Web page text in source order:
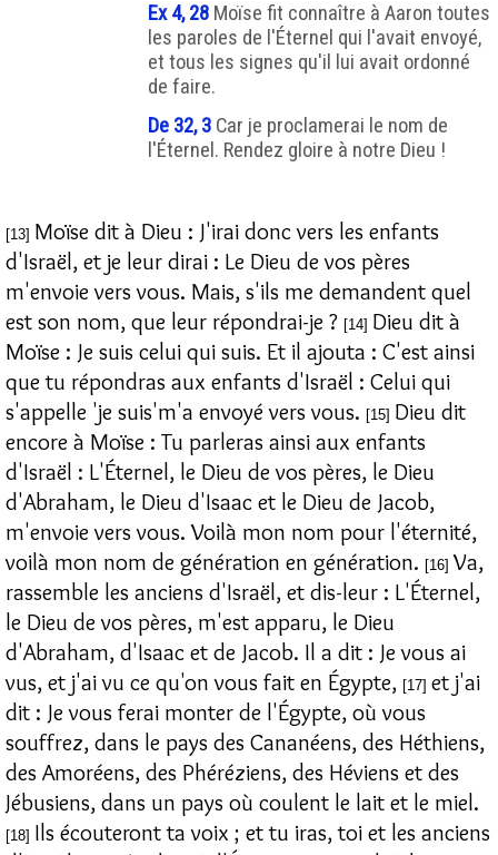
Ex 4, 28 Moïse fit connaître à Aaron toutes
les paroles de l'Éternel qui l'avait envoyé,
et tous les signes qu'il lui avait ordonné
de faire.
De 32, 3 Car je proclamerai le nom de
l'Éternel. Rendez gloire à notre Dieu !
[13] Moïse dit à Dieu : J'irai donc vers les enfants
d'Israël, et je leur dirai : Le Dieu de vos pères
m'envoie vers vous. Mais, s'ils me demandent quel
est son nom, que leur répondrai-je ? [14] Dieu dit à
Moïse : Je suis celui qui suis. Et il ajouta : C'est ainsi
que tu répondras aux enfants d'Israël : Celui qui
s'appelle 'je suis'm'a envoyé vers vous. [15] Dieu dit
encore à Moïse : Tu parleras ainsi aux enfants
d'Israël : L'Éternel, le Dieu de vos pères, le Dieu
d'Abraham, le Dieu d'Isaac et le Dieu de Jacob,
m'envoie vers vous. Voilà mon nom pour l'éternité,
voilà mon nom de génération en génération. [16] Va,
rassemble les anciens d'Israël, et dis-leur : L'Éternel,
le Dieu de vos pères, m'est apparu, le Dieu
d'Abraham, d'Isaac et de Jacob. Il a dit : Je vous ai
vus, et j'ai vu ce qu'on vous fait en Égypte, [17] et j'ai
dit : Je vous ferai monter de l'Égypte, où vous
souffrez, dans le pays des Cananéens, des Héthiens,
des Amoréens, des Phéréziens, des Héviens et des
Jébusiens, dans un pays où coulent le lait et le miel.
[18] Ils écouteront ta voix ; et tu iras, toi et les anciens